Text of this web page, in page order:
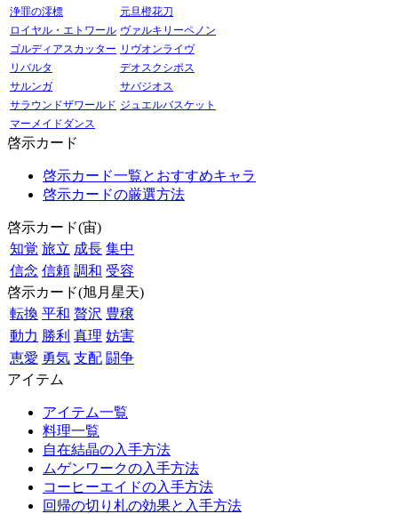
浄罪の澪標
元旦橙花刀
ロイヤル・エトワール ヴァルキリーペノン
ゴルディアスカッター リヴオンライヴ
リバルタ
デオスクシポス
サルンガ
サバジオス
サラウンドザワールド ジュエルバスケット
マーメイドダンス
啓示カード
啓示カード一覧とおすすめキャラ
啓示カードの厳選方法
啓示カード(宙)
知覚 旅立 成長 集中
信念 信頼 調和 受容
啓示カード(旭月星天)
転換 平和 贅沢 豊穣
動力 勝利 真理 妨害
恵愛 勇気 支配 闘争
アイテム
アイテム一覧
料理一覧
自在結晶の入手方法
ムゲンワークの入手方法
コーヒーエイドの入手方法
回帰の切り札の効果と入手方法